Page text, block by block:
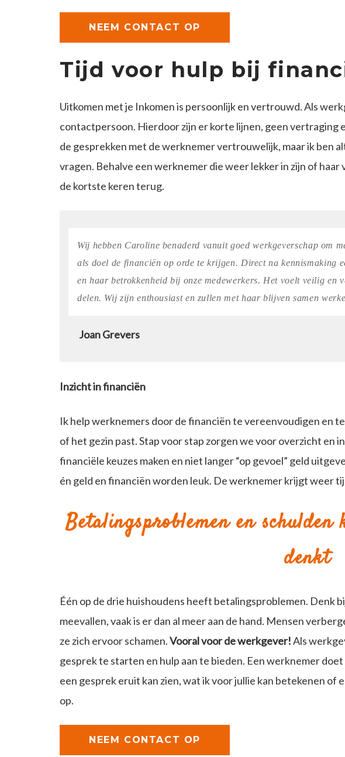
NEEM CONTACT OP
Tijd voor hulp bij
Uitkomen met je Inkomen is persoonlijk en vertrouwd. Als
contactpersoon. Hierdoor zijn er korte lijnen, geen vertraging
de gesprekken met de werknemer vertrouwelijk, maar ik ben
vragen. Behalve een werknemer die weer lekker in zijn of
de kortste keren terug.
Wij hebben Caroline benaderd vanuit goed werkgeverschap om
als doel de financiën op orde te krijgen. Direct na kennismaking
en haar betrokkenheid bij onze medewerkers. Het voelt veilig en
delen. Wij zijn enthousiast en zullen met haar blijven samen
Joan Grevers
Inzicht in financiën
Ik help werknemers door de financiën te vereenvoudigen en
of het gezin past. Stap voor stap zorgen we voor overzicht en
financiële keuzes maken en niet langer “op gevoel” geld
én geld en financiën worden leuk. De werknemer krijgt weer
Betalingsproblemen en
denkt
Één op de drie huishoudens heeft betalingsproblemen. Denk
meevallen, vaak is er dan al meer aan de hand. Mensen
ze zich ervoor schamen.Vooral voor de werkgever!Als
gesprek te starten en hulp aan te bieden. Een werknemer
een gesprek eruit kan zien, wat ik voor jullie kan betekenen of
op.
NEEM CONTACT OP